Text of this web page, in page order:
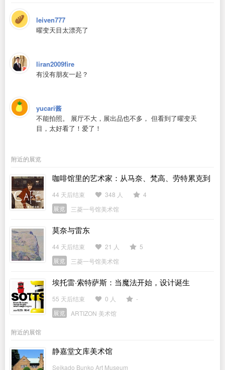
leiven777
曜变天目太漂亮了
liran2009fire
有没有朋友一起？
yucari酱
不能拍照。 展厅不大，展出品也不多， 但看到了曜变天
目，太好看了！爱了！
附近的展览
咖啡馆里的艺术家：从马奈、梵高、劳特累克到
毕加索
44 天后结束 348 人
4
展览
三菱一号馆美术馆
莫奈与雷东
44 天后结束 21 人
5
展览
三菱一号馆美术馆
埃托雷·索特萨斯：当魔法开始，设计诞生
55 天后结束 0 人
-
展览
ARTIZON 美术馆
附近的展馆
静嘉堂文库美术馆
Seikado Bunko Art Museum